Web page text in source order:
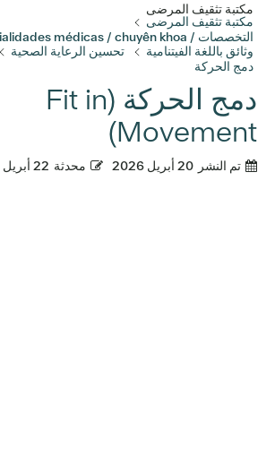
مكتبة تثقيف المرضى
مكتبة تثقيف المرضى
التخصصات / Especialidades médicas / chuyên khoa
وثائق باللغة الفيتنامية
تحسين الرعاية الصحية
دمج الحركة
دمج الحركة (Fit in
Movement)
تم النشر 20 أبريل 2026 محدثة 22 أبريل 2026